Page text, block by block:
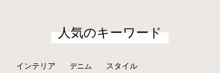
人気のキーワード
インテリア デニム スタイル